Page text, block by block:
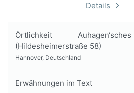
Details
Örtlichkeit
(Hildesheimerstraße 58)
Hannover, Deutschland
Erwähnungen im Text